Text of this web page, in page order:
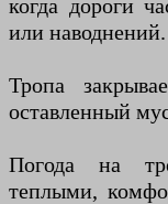
когда дороги
или наводнений.
Тропа
оставленный
Погода на
теплыми,